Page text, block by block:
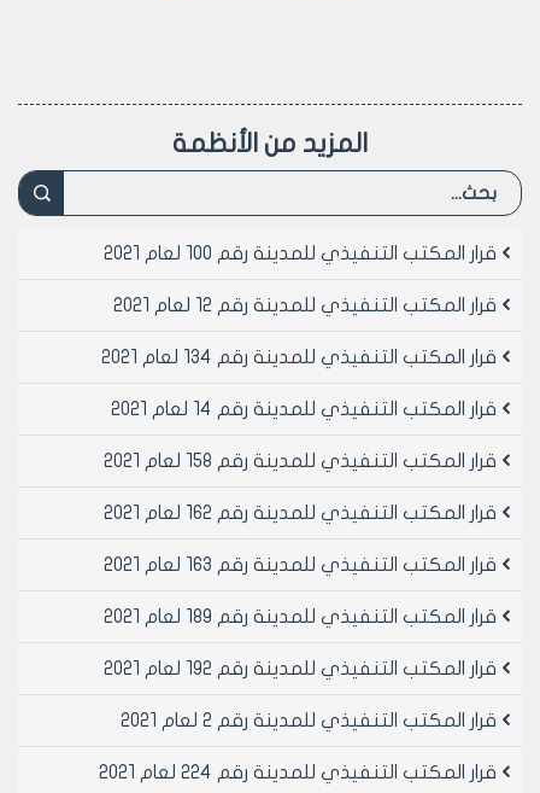
المزيد من الأنظمة
قرار المكتب التنفيذي للمدينة رقم 100 لعام 2021
قرار المكتب التنفيذي للمدينة رقم 12 لعام 2021
قرار المكتب التنفيذي للمدينة رقم 134 لعام 2021
قرار المكتب التنفيذي للمدينة رقم 14 لعام 2021
قرار المكتب التنفيذي للمدينة رقم 158 لعام 2021
قرار المكتب التنفيذي للمدينة رقم 162 لعام 2021
قرار المكتب التنفيذي للمدينة رقم 163 لعام 2021
قرار المكتب التنفيذي للمدينة رقم 189 لعام 2021
قرار المكتب التنفيذي للمدينة رقم 192 لعام 2021
قرار المكتب التنفيذي للمدينة رقم 2 لعام 2021
قرار المكتب التنفيذي للمدينة رقم 224 لعام 2021